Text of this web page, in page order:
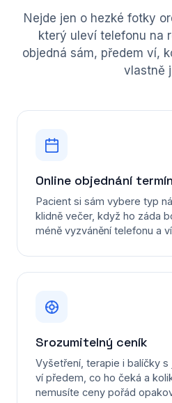
SEO optimalizace
Analýza klíčových slov
Online marketing
Správa PPC kampaní
Nezávazná
Nejde jen o hezké fotky
který uleví telefonu na
objedná sám, předem ví,
vlastně
Online objednání
Pacient si sám vybere typ
klidně večer, když ho záda
méně vyzvánění telefonu a
Srozumitelný ceník
Vyšetření, terapie i balíčky
ví předem, co ho čeká a
nemusíte ceny pořád